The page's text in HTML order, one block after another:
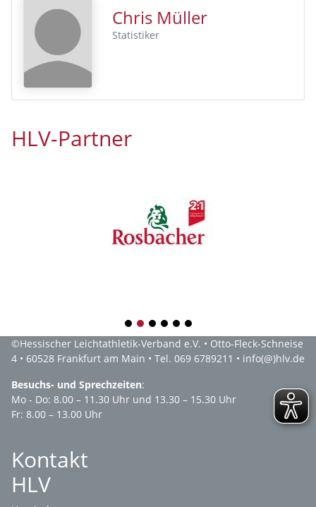
Chris Müller
Statistiker
HLV-Partner
1 2 3 4 5 6
©Hessischer Leichtathletik-Verband e.V. • Otto-Fleck-Schneise
4 • 60528 Frankfurt am Main • Tel. 069 6789211 • info(@)hlv.de
Besuchs- und Sprechzeiten:
Mo - Do: 8.00 – 11.30 Uhr und 13.30 – 15.30 Uhr
Fr: 8.00 – 13.00 Uhr
Kontakt
HLV